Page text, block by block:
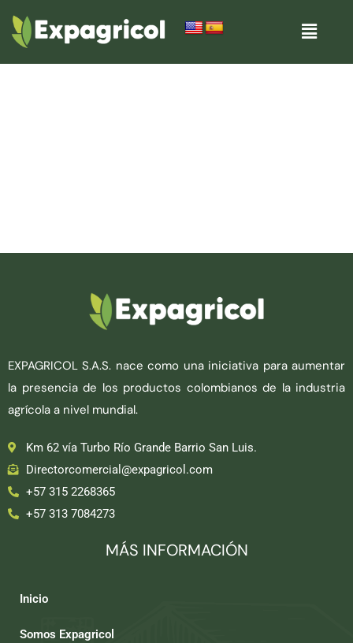
EXPAGRICOL S.A.S. nace como una iniciativa para aumentar
la presencia de los productos colombianos de la industria
agrícola a nivel mundial.
Km 62 vía Turbo Río Grande Barrio San Luis.
Directorcomercial@expagricol.com
+57 315 2268365
+57 313 7084273
MÁS INFORMACIÓN
Inicio
Somos Expagricol